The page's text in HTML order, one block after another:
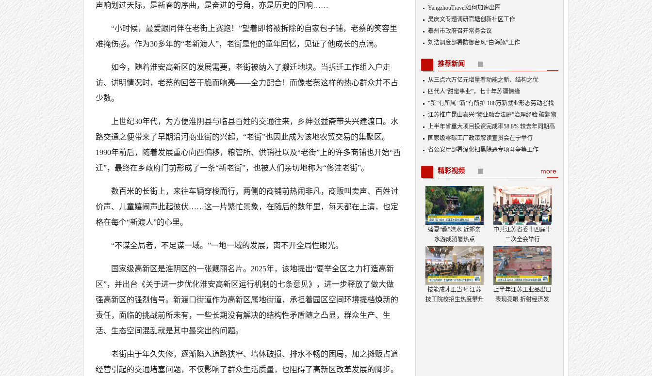
声响划过天际，是新春的序曲，是奋进的号角，亦是历史的回响……
“小时候，最爱跟同伴在老街上赛跑！”望着即将被拆除的自家包子铺，老蔡的笑容里
难掩伤感。作为30多年的“老新渡人”，老街是他的童年回忆，见证了他成长的点滴。
如今，随着淮安高新区的发展需要，老街被纳入了搬迁地块。当拆迁工作组入户走
访、讲明情况时，老蔡的回答干脆而响亮——全力配合！而像老蔡这样的热心群众并不占
少数。
上世纪30年代，为方便淮阴县与临县百姓的交通往来，乡绅张益斋带头兴建渡口。水
路交通之便带来了早期沿河商业街的兴起，“老街”也因此成为该地农贸交易的集聚区。
1990年前后，随着发展重心向西偏移，粮管所、供销社以及“老街”上的许多商铺也开始“西
迁”，最终在乡政府门前形成了一条“新老街”，也被人们亲切地称为“佟洼老街”。
数百米的长街上，来往车辆穿梭而行，两侧的商铺前热闹非凡，商贩叫卖声、百姓讨
价声、儿童嬉闹声此起彼伏……这一片繁忙景象，在随后的数年里，每天都在上演，也定
格在每个“新渡人”的心里。
“不谋全局者，不足谋一域。”一地一域的发展，离不开全局性眼光。
国家级高新区是淮阴区的一张靓丽名片。2025年，该地提出“要举全区之力打造高新
区”，并出台《关于进一步优化淮安高新区运行机制的七条意见》，进一步释放了做大做
强高新区的强烈信号。新渡口街道作为高新区属地街道，承担着园区空间环境提档焕新的
责任，面临的挑战前所未有，一些长期没有解决的结构性矛盾随之凸显，群众生产、生
活、生态空间混乱就是其中最突出的问题。
老街由于年久失修，逐渐陷入道路狭窄、墙体破损、排水不畅的困局，加之摊贩占道
经营引起的交通堵塞问题，不仅影响了群众生活质量，也阻碍了高新区改革发展的脚步。
YangzhouTravel如何加速出圈
吴庆文专题调研官塘创新社区工作
泰州市政府召开常务会议
刘浩调度部署防御台风“白海豚”工作
推荐新闻
从三点六万亿元增量看动能之新、结构之优
四代人“甜蜜事业”，七十年苏疆情缘
“新”有所属 “新”有所护 188万新就业形态劳动者找
到“娘家”
江苏推广昆山泰兴“物业融合法庭”治理经验 破题物
业治理“老大难”
上半年省重大项目投资完成率58.8% 较去年同期高
出3.5个百分点
国家级零碳工厂政策解读宣贯会在宁举行
省公安厅部署深化扫黑除恶专项斗争等工作
more
精彩视频
盛夏“趣”嬉水 近郊亲
水游成消暑热点
中共江苏省委十四届十
二次全会举行
技能成才正当时 江苏
技工院校招生热度攀升
上半年江苏工业品出口
表现亮眼 折射经济发